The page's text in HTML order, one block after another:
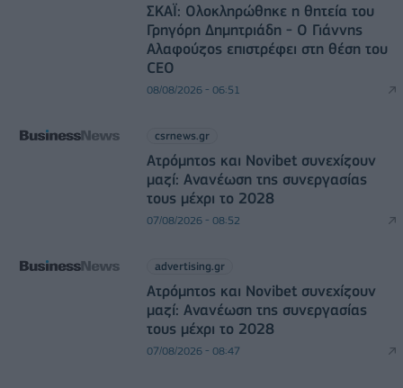
ΣΚΑΪ: Ολοκληρώθηκε η θητεία του
Γρηγόρη Δημητριάδη - Ο Γιάννης
Αλαφούζος επιστρέφει στη θέση του
CEO
08/08/2026 - 06:51
csrnews.gr
Ατρόμητος και Novibet συνεχίζουν
μαζί: Ανανέωση της συνεργασίας
τους μέχρι το 2028
07/08/2026 - 08:52
advertising.gr
Ατρόμητος και Novibet συνεχίζουν
μαζί: Ανανέωση της συνεργασίας
τους μέχρι το 2028
07/08/2026 - 08:47